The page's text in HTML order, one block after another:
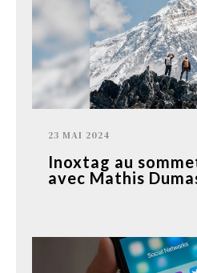
23 MAI 2024
Inoxtag au
avec Mathis